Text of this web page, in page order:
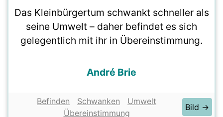
Das Kleinbürgertum schwankt schneller als
seine Umwelt – daher befindet es sich
gelegentlich mit ihr in Übereinstimmung.
André Brie
Befinden Schwanken
Umwelt
Übereinstimmung
Bild →